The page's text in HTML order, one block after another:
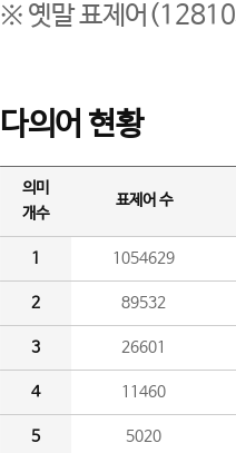
※ 옛말 표제어(12810
다의어 현황
의미
개수
표제어 수
1 1054629
2 89532
3 26601
4 11460
5 5020